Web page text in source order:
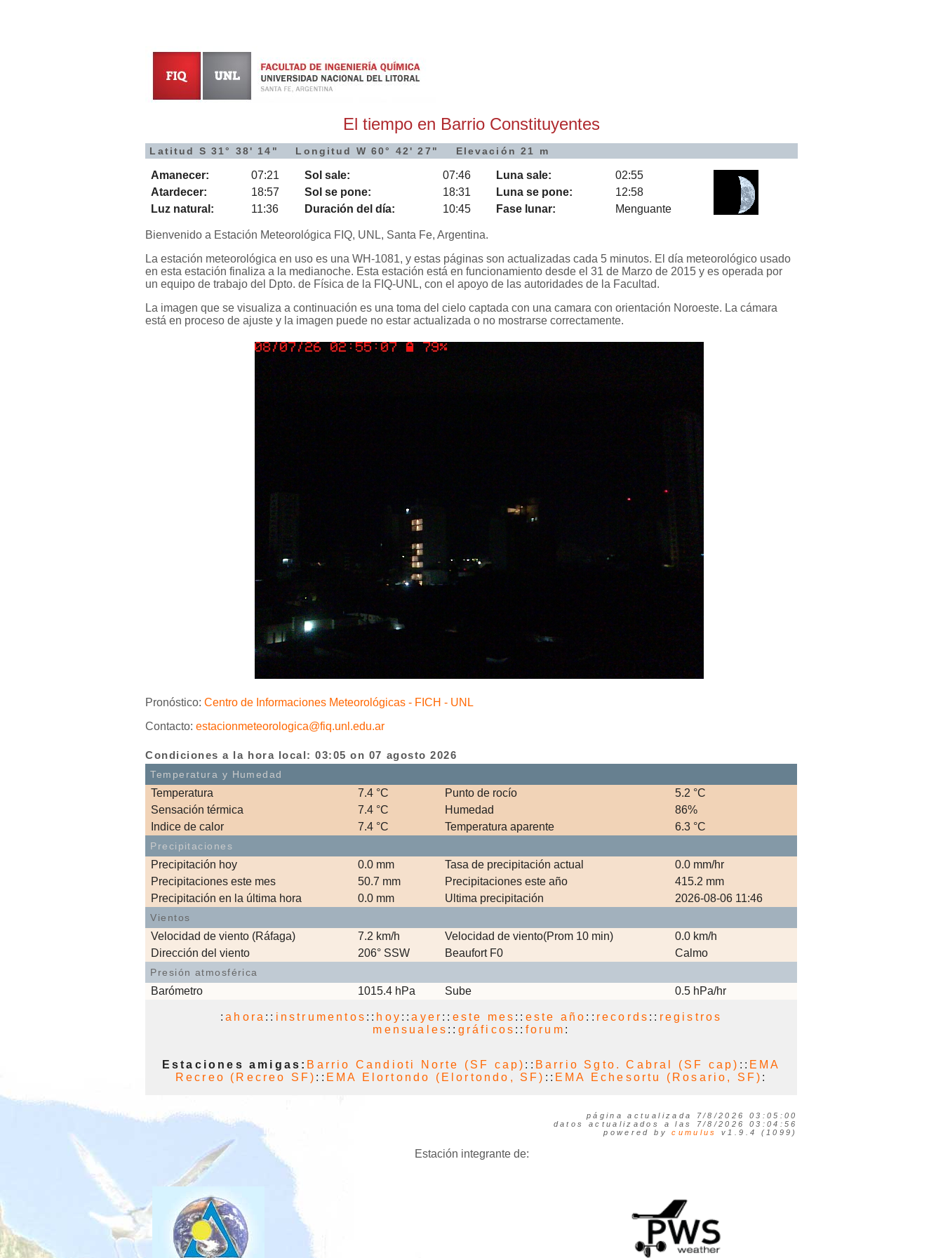
El tiempo en Barrio Constituyentes
Latitud S 31° 38' 14" Longitud W 60° 42' 27" Elevación 21 m
Amanecer: 07:21 Sol sale: 07:46 Luna sale:
02:55
Atardecer:
18:57 Sol se pone: 18:31 Luna se pone:
12:58
Luz natural:
11:36 Duración del día: 10:45 Fase lunar: Menguante
Bienvenido a Estación Meteorológica FIQ, UNL, Santa Fe, Argentina.
La estación meteorológica en uso es una WH-1081, y estas páginas son actualizadas cada 5 minutos. El día meteorológico usado
en esta estación finaliza a la medianoche. Esta estación está en funcionamiento desde el 31 de Marzo de 2015 y es operada por
un equipo de trabajo del Dpto. de Física de la FIQ-UNL, con el apoyo de las autoridades de la Facultad.
La imagen que se visualiza a continuación es una toma del cielo captada con una camara con orientación Noroeste. La cámara
está en proceso de ajuste y la imagen puede no estar actualizada o no mostrarse correctamente.
Pronóstico:Centro de Informaciones Meteorológicas - FICH - UNL
Contacto:estacionmeteorologica@fiq.unl.edu.ar
Condiciones a la hora local: 03:05 on 07 agosto 2026
Temperatura y Humedad
Temperatura 7.4 °C Punto de rocío
5.2 °C
Sensación térmica
7.4 °C Humedad
86%
Indice de calor
7.4 °C Temperatura aparente 6.3 °C
Precipitaciones
Precipitación hoy 0.0 mm Tasa de precipitación actual
0.0 mm/hr
Precipitaciones este mes
50.7 mm Precipitaciones este año
415.2 mm
Precipitación en la última hora
0.0 mm Ultima precipitación 2026-08-06 11:46
Vientos
Velocidad de viento (Ráfaga) 7.2 km/h Velocidad de viento(Prom 10 min)
0.0 km/h
Dirección del viento
206° SSW Beaufort F0 Calmo
Presión atmosférica
Barómetro 1015.4 hPa Sube 0.5 hPa/hr
:ahora :: instrumentos :: hoy ::ayer :: este mes :: este año :: records :: registros
mensuales :: gráficos :: forum :
Estaciones amigas: Barrio Candioti Norte (SF cap) :: Barrio Sgto. Cabral (SF cap) :: EMA
Recreo (Recreo SF) :: EMA Elortondo (Elortondo, SF) :: EMA Echesortu (Rosario, SF) :
página actualizada 7/8/2026 03:05:00
datos actualizados a las 7/8/2026 03:04:56
powered bycumulus v1.9.4 (1099)
Estación integrante de: